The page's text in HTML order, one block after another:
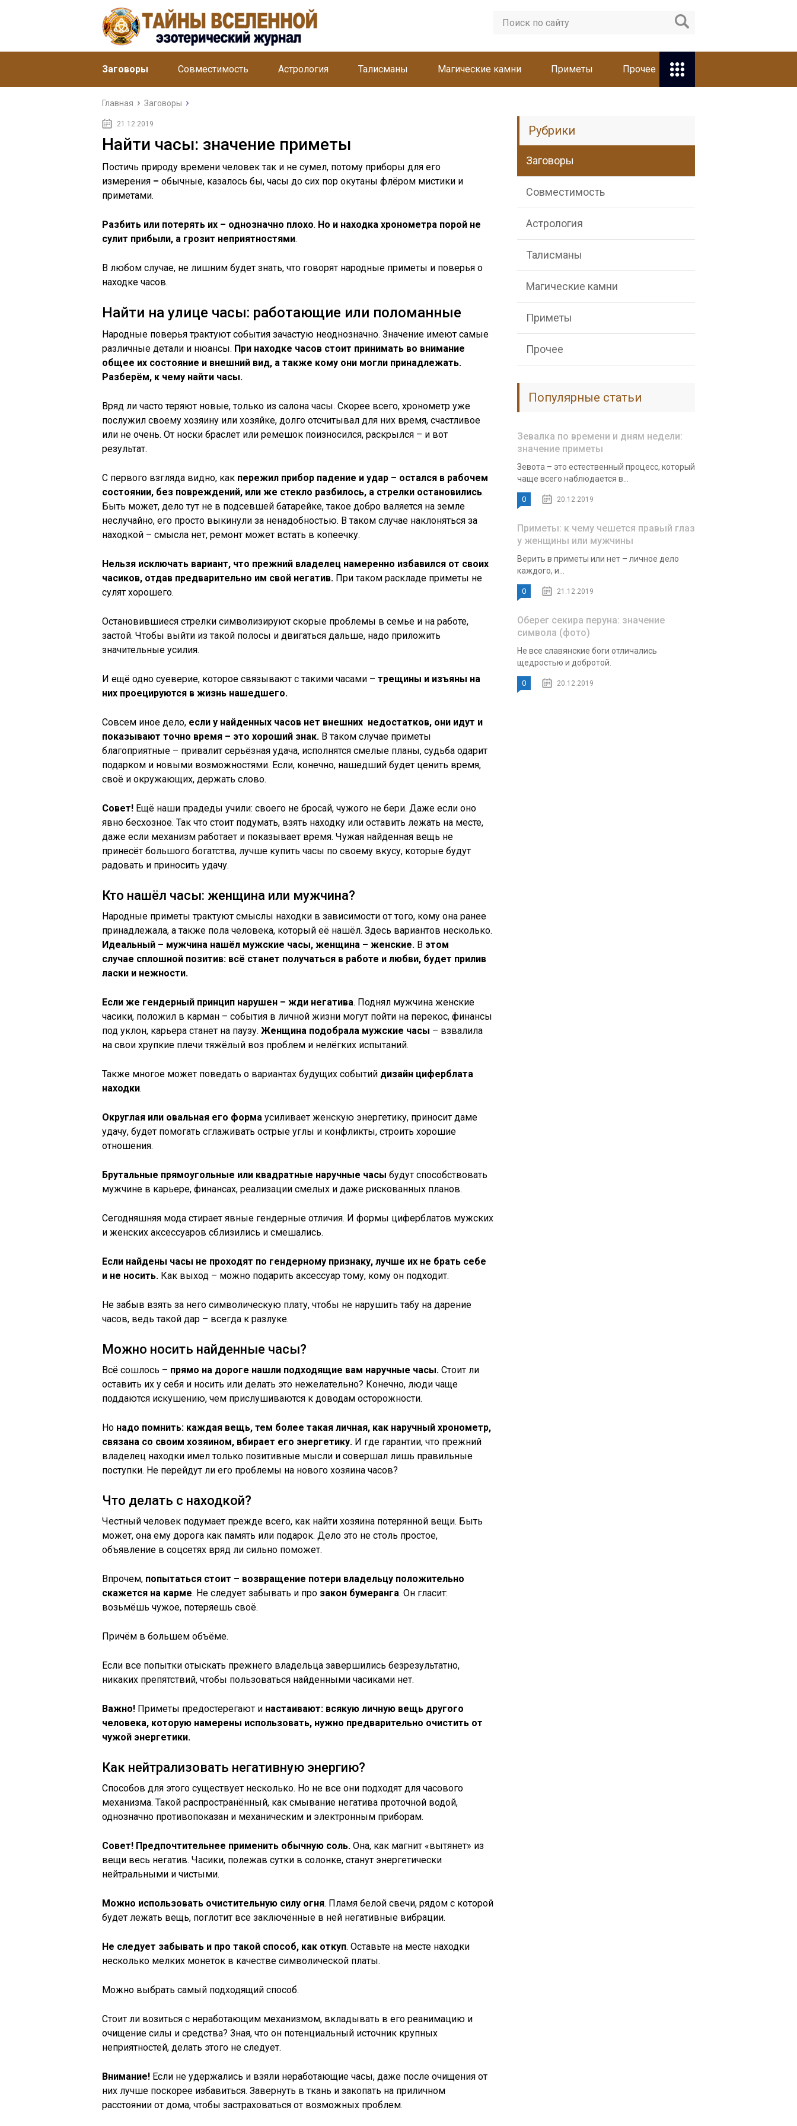
Заговоры Совместимость Астрология Талисманы Магические камни Приметы Прочее
Главная Заговоры
21.12.2019
Найти часы: значение приметы
Постичь природу времени человек так и не сумел, потому приборы для его
измерения – обычные, казалось бы, часы до сих пор окутаны флёром мистики и
приметами.
Разбить или потерять их – однозначно плохо. Но и находка хронометра порой не
сулит прибыли, а грозит неприятностями.
В любом случае, не лишним будет знать, что говорят народные приметы и поверья о
находке часов.
Найти на улице часы: работающие или поломанные
Народные поверья трактуют события зачастую неоднозначно. Значение имеют самые
различные детали и нюансы. При находке часов стоит принимать во внимание
общее их состояние и внешний вид, а также кому они могли принадлежать.
Разберём, к чему найти часы.
Вряд ли часто теряют новые, только из салона часы. Скорее всего, хронометр уже
послужил своему хозяину или хозяйке, долго отсчитывал для них время, счастливое
или не очень. От носки браслет или ремешок поизносился, раскрылся – и вот
результат.
С первого взгляда видно, как пережил прибор падение и удар – остался в рабочем
состоянии, без повреждений, или же стекло разбилось, а стрелки остановились.
Быть может, дело тут не в подсевшей батарейке, такое добро валяется на земле
неслучайно, его просто выкинули за ненадобностью. В таком случае наклоняться за
находкой – смысла нет, ремонт может встать в копеечку.
Нельзя исключать вариант, что прежний владелец намеренно избавился от своих
часиков, отдав предварительно им свой негатив. При таком раскладе приметы не
сулят хорошего.
Остановившиеся стрелки символизируют скорые проблемы в семье и на работе,
застой. Чтобы выйти из такой полосы и двигаться дальше, надо приложить
значительные усилия.
И ещё одно суеверие, которое связывают с такими часами – трещины и изъяны на
них проецируются в жизнь нашедшего.
Совсем иное дело, если у найденных часов нет внешних недостатков, они идут и
показывают точно время – это хороший знак. В таком случае приметы
благоприятные – привалит серьёзная удача, исполнятся смелые планы, судьба одарит
подарком и новыми возможностями. Если, конечно, нашедший будет ценить время,
своё и окружающих, держать слово.
Совет! Ещё наши прадеды учили: своего не бросай, чужого не бери. Даже если оно
явно бесхозное. Так что стоит подумать, взять находку или оставить лежать на месте,
даже если механизм работает и показывает время. Чужая найденная вещь не
принесёт большого богатства, лучше купить часы по своему вкусу, которые будут
радовать и приносить удачу.
Кто нашёл часы: женщина или мужчина?
Народные приметы трактуют смыслы находки в зависимости от того, кому она ранее
принадлежала, а также пола человека, который её нашёл. Здесь вариантов несколько.
Идеальный – мужчина нашёл мужские часы, женщина – женские. В этом
случае сплошной позитив: всё станет получаться в работе и любви, будет прилив
ласки и нежности.
Если же гендерный принцип нарушен – жди негатива. Поднял мужчина женские
часики, положил в карман – события в личной жизни могут пойти на перекос, финансы
под уклон, карьера станет на паузу. Женщина подобрала мужские часы – взвалила
на свои хрупкие плечи тяжёлый воз проблем и нелёгких испытаний.
Также многое может поведать о вариантах будущих событий дизайн циферблата
находки.
Округлая или овальная его форма усиливает женскую энергетику, приносит даме
удачу, будет помогать сглаживать острые углы и конфликты, строить хорошие
отношения.
Брутальные прямоугольные или квадратные наручные часы будут способствовать
мужчине в карьере, финансах, реализации смелых и даже рискованных планов.
Сегодняшняя мода стирает явные гендерные отличия. И формы циферблатов мужских
и женских аксессуаров сблизились и смешались.
Если найдены часы не проходят по гендерному признаку, лучше их не брать себе
и не носить. Как выход – можно подарить аксессуар тому, кому он подходит.
Не забыв взять за него символическую плату, чтобы не нарушить табу на дарение
часов, ведь такой дар – всегда к разлуке.
Можно носить найденные часы?
Всё сошлось – прямо на дороге нашли подходящие вам наручные часы. Стоит ли
оставить их у себя и носить или делать это нежелательно? Конечно, люди чаще
поддаются искушению, чем прислушиваются к доводам осторожности.
Но надо помнить: каждая вещь, тем более такая личная, как наручный хронометр,
связана со своим хозяином, вбирает его энергетику. И где гарантии, что прежний
владелец находки имел только позитивные мысли и совершал лишь правильные
поступки. Не перейдут ли его проблемы на нового хозяина часов?
Что делать с находкой?
Честный человек подумает прежде всего, как найти хозяина потерянной вещи. Быть
может, она ему дорога как память или подарок. Дело это не столь простое,
объявление в соцсетях вряд ли сильно поможет.
Впрочем, попытаться стоит – возвращение потери владельцу положительно
скажется на карме. Не следует забывать и про закон бумеранга. Он гласит:
возьмёшь чужое, потеряешь своё.
Причём в большем объёме.
Если все попытки отыскать прежнего владельца завершились безрезультатно,
никаких препятствий, чтобы пользоваться найденными часиками нет.
Важно! Приметы предостерегают и настаивают: всякую личную вещь другого
человека, которую намерены использовать, нужно предварительно очистить от
чужой энергетики.
Как нейтрализовать негативную энергию?
Способов для этого существует несколько. Но не все они подходят для часового
механизма. Такой распространённый, как смывание негатива проточной водой,
однозначно противопоказан и механическим и электронным приборам.
Совет! Предпочтительнее применить обычную соль. Она, как магнит «вытянет» из
вещи весь негатив. Часики, полежав сутки в солонке, станут энергетически
нейтральными и чистыми.
Можно использовать очистительную силу огня. Пламя белой свечи, рядом с которой
будет лежать вещь, поглотит все заключённые в ней негативные вибрации.
Не следует забывать и про такой способ, как откуп. Оставьте на месте находки
несколько мелких монеток в качестве символической платы.
Можно выбрать самый подходящий способ.
Стоит ли возиться с неработающим механизмом, вкладывать в его реанимацию и
очищение силы и средства? Зная, что он потенциальный источник крупных
неприятностей, делать этого не следует.
Внимание! Если не удержались и взяли неработающие часы, даже после очищения от
них лучше поскорее избавиться. Завернуть в ткань и закопать на приличном
расстоянии от дома, чтобы застраховаться от возможных проблем.
Рубрики
Заговоры
Совместимость
Астрология
Талисманы
Магические камни
Приметы
Прочее
Популярные статьи
Зевалка по времени и дням недели:
значение приметы
Зевота – это естественный процесс, который
чаще всего наблюдается в...
0 20.12.2019
Приметы: к чему чешется правый глаз
у женщины или мужчины
Верить в приметы или нет – личное дело
каждого, и...
0 21.12.2019
Оберег секира перуна: значение
символа (фото)
Не все славянские боги отличались
щедростью и добротой.
0 20.12.2019